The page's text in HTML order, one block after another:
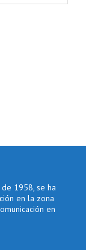
1958, se ha
en la zona
en